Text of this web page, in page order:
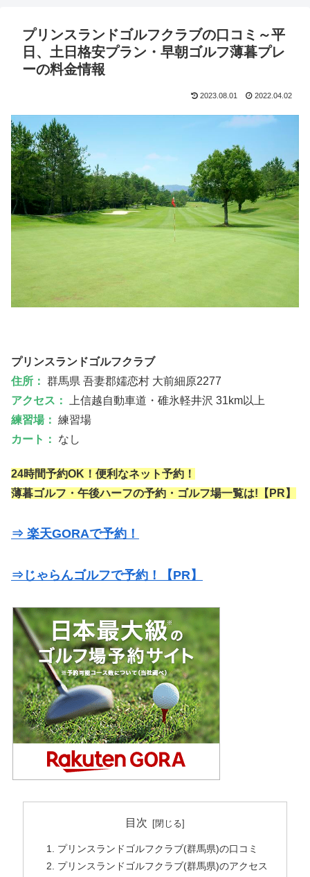
プリンスランドゴルフクラブの口コミ～平
日、土日格安プラン・早朝ゴルフ薄暮プレ
ーの料金情報
2023.08.01 2022.04.02
プリンスランドゴルフクラブ
住所： 群馬県 吾妻郡嬬恋村 大前細原2277
アクセス：
上信越自動車道・碓氷軽井沢 31km以上
練習場： 練習場
カート：
なし
24時間予約OK！便利なネット予約！
薄暮ゴルフ・午後ハーフの予約・ゴルフ場一覧は!【PR】
⇒ 楽天GORAで予約！
⇒じゃらんゴルフで予約！【PR】
目次
プリンスランドゴルフクラブ(群馬県)の口コミ
プリンスランドゴルフクラブ(群馬県)のアクセス